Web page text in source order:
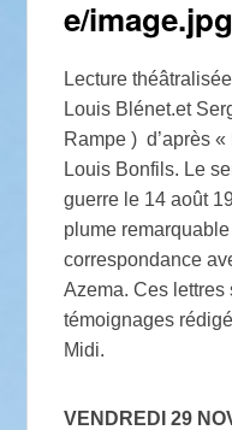
Lecture
Louis Blénet.et
Rampe ) d’après «
Louis Bonfils. Le
guerre le 14 août
plume
correspondance
Azema. Ces lettres
témoignages
Midi.
VENDREDI 29